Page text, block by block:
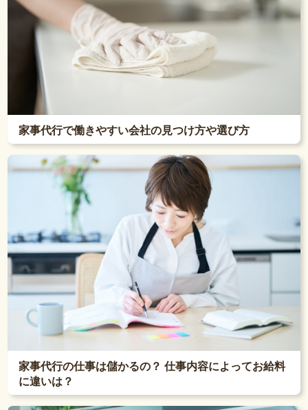
家事代行で働きやすい会社の見つけ方や選び方
家事代行の仕事は儲かるの？ 仕事内容によってお給料
に違いは？